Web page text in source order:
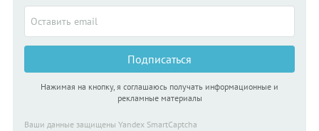
Подписаться
Нажимая на кнопку, я соглашаюсь получать информационные и
рекламные материалы
Ваши данные защищены Yandex SmartCaptcha